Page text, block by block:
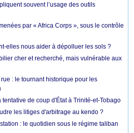
souvent l’usage des outils
par « Africa Corps », sous le contrôle
elles nous aider à dépolluer les sols ?
cher et recherché, mais vulnérable aux
: le tournant historique pour les
de coup d'État à Trinité-et-Tobago
les litiges d'arbitrage au kendo ?
: le quotidien sous le régime taliban